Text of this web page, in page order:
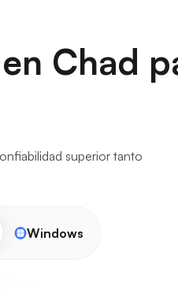
Chad
superior tanto
Windows